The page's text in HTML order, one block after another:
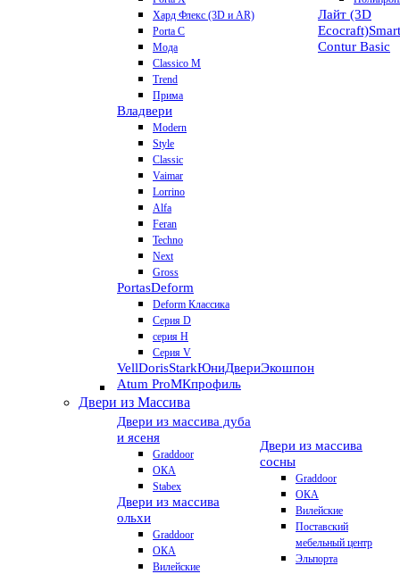
Хард Флекс (3D и AR)
Porta C
Мода
Classico M
Trend
Прима
Владвери
Modern
Style
Classic
Vaimar
Lorrino
Alfa
Feran
Techno
Next
Gross
PortasDeform
Deform Классика
Серия D
серия H
Серия V
VellDorisStarkЮниДвериЭкошпон
Atum ProМКпрофиль
Лайт (3D
Ecocraft)Smart
Contur Basic
Двери из Массива
Двери из массива дуба
и ясеня
Graddoor
ОКА
Stabex
Двери из массива
ольхи
Graddoor
ОКА
Вилейские
Двери из массива
сосны
Graddoor
ОКА
Вилейские
Поставский
мебельный центр
Эльпорта